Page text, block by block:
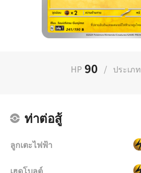
HP 90 / ประเภท
ท่าต่อสู้
ลูกเตะไฟฟ้า
เฮดโบลต์